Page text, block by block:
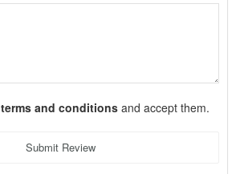
terms and conditions and accept them.
Submit Review